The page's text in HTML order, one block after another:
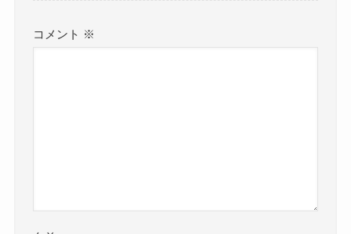
コメント ※